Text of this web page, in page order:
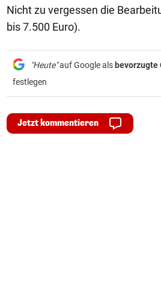
Nicht zu vergessen die
bis 7.500 Euro).
"Heute"auf Google als bevorzugte
festlegen
Jetzt kommentieren